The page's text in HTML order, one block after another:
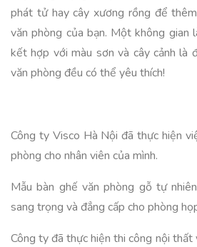
phát tử hay cây xương rồng để
văn phòng của bạn. Một không gian
kết hợp với màu sơn và cây cảnh là
văn phòng đều có thể yêu thích!
Công ty Visco Hà Nội đã thực hiện
phòng cho nhân viên của mình.
Mẫu bàn ghế văn phòng gỗ tự
sang trọng và đẳng cấp cho phòng
Công ty đã thực hiện thi công nội thất